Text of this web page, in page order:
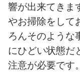
響が出来てきま
やお掃除をして
ろんそのような
にひどい状態だ
注意が必要です。